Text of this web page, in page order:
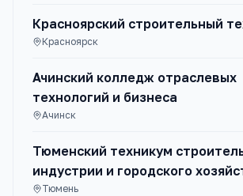
Красноярский строительный
Красноярск
Ачинский колледж отраслевых
технологий и бизнеса
Ачинск
Тюменский техникум
индустрии и городского
Тюмень